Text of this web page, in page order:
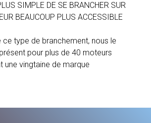
SIMPLE DE SE BRANCHER SUR
BEAUCOUP PLUS ACCESSIBLE
ce type de branchement, nous le
pour plus de 40 moteurs
une vingtaine de marque